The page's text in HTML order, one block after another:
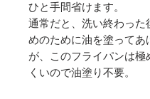
ひと手間省けます。
通常だと、洗い終わった
めのために油を塗ってあ
が、このフライパンは極
くいので油塗り不要。